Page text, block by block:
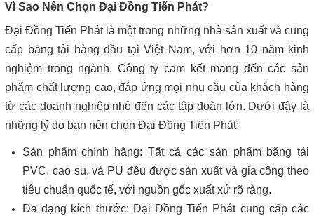
Vì Sao Nên Chọn Đại Đồng Tiến Phát?
Đại Đồng Tiến Phát là một trong những nhà sản xuất và cung
cấp băng tải hàng đầu tại Việt Nam, với hơn 10 năm kinh
nghiệm trong ngành. Công ty cam kết mang đến các sản
phẩm chất lượng cao, đáp ứng mọi nhu cầu của khách hàng
từ các doanh nghiệp nhỏ đến các tập đoàn lớn. Dưới đây là
những lý do bạn nên chọn Đại Đồng Tiến Phát:
Sản phẩm chính hãng: Tất cả các sản phẩm băng tải
PVC, cao su, và PU đều được sản xuất và gia công theo
tiêu chuẩn quốc tế, với nguồn gốc xuất xứ rõ ràng.
Đa dạng kích thước: Đại Đồng Tiến Phát cung cấp các